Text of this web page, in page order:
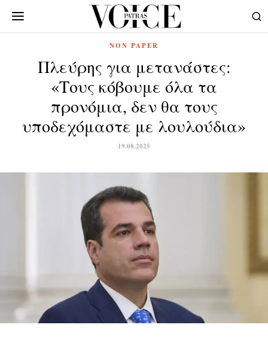
NON PAPER
Πλεύρης για μετανάστες:
«Τους κόβουμε όλα τα
προνόμια, δεν θα τους
υποδεχόμαστε με λουλούδια»
19.08.2025